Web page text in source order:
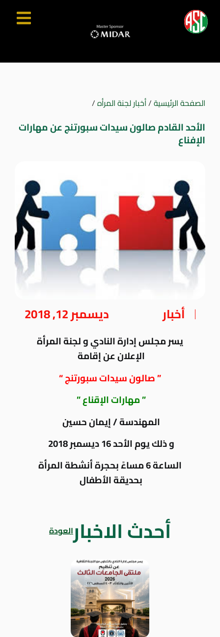
الصفحة الرئيسية/أخبار لجنة المرأه/
الأحد القادم صالون سيدات سبورتنج عن مهارات
الإفناع
أخبار ديسمبر 12, 2018
يسر مجلس إدارة النادي و لجنة المرأة
الإعلان عن إقامة
” صالون سيدات سبورتنج “
” مهارات الإقناع ”
المهندسة / إيمان حسين
و ذلك يوم الأحد 16 ديسمبر 2018
الساعة 6 مساءً بحجرة أنشطة المرأة
بحديقة الأطفال
أحدث الاخبارالعودة